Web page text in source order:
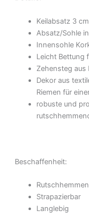
Keilabsatz 3
Absatz/Sohle
Innensohle
Leicht Bettung
Zehensteg
Dekor aus
Riemen für
robuste und
Beschaffenheit:
Strapazierbar
Langlebig